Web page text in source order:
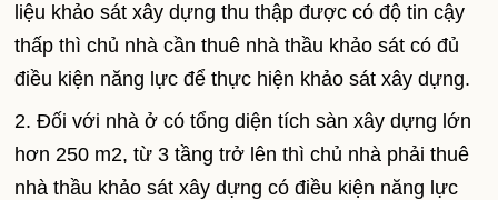
liệu khảo sát xây dựng thu thập được có độ tin cậy
thấp thì chủ nhà cần thuê nhà thầu khảo sát có đủ
điều kiện năng lực để thực hiện khảo sát xây dựng.
2. Đối với nhà ở có tổng diện tích sàn xây dựng lớn
hơn 250 m2, từ 3 tầng trở lên thì chủ nhà phải thuê
nhà thầu khảo sát xây dựng có điều kiện năng lực